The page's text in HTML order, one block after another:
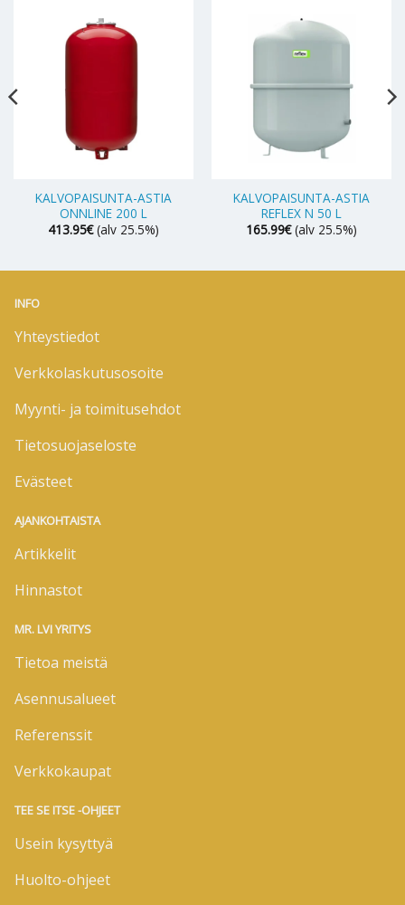
KALVOPAISUNTA-ASTIA
ONNLINE 200 L
413.95€ (alv 25.5%)
KALVOPAISUNTA-ASTIA
REFLEX N 50 L
165.99€ (alv 25.5%)
INFO
Yhteystiedot
Verkkolaskutusosoite
Myynti- ja toimitusehdot
Tietosuojaseloste
Evästeet
AJANKOHTAISTA
Artikkelit
Hinnastot
MR. LVI YRITYS
Tietoa meistä
Asennusalueet
Referenssit
Verkkokaupat
TEE SE ITSE -OHJEET
Usein kysyttyä
Huolto-ohjeet